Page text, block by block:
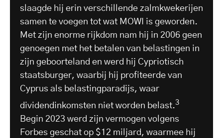
slaagde hij erin verschillende zalmkwekerijen
samen te voegen tot wat MOWI is geworden.
Met zijn enorme rijkdom nam hij in 2006 geen
genoegen met het betalen van belastingen in
zijn geboorteland en werd hij Cypriotisch
staatsburger, waarbij hij profiteerde van
Cyprus als belastingparadijs, waar
dividendinkomsten niet worden belast.3
Begin 2023 werd zijn vermogen volgens
Forbes geschat op $12 miljard, waarmee hij